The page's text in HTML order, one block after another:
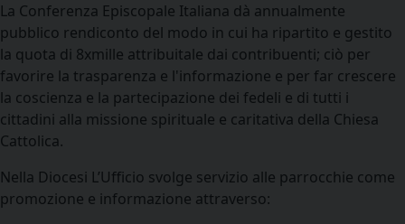
La Conferenza Episcopale Italiana dà annualmente
pubblico rendiconto del modo in cui ha ripartito e gestito
la quota di 8xmille attribuitale dai contribuenti; ciò per
favorire la trasparenza e l'informazione e per far crescere
la coscienza e la partecipazione dei fedeli e di tutti i
cittadini alla missione spirituale e caritativa della Chiesa
Cattolica.
Nella Diocesi L’Ufficio svolge servizio alle parrocchie come
promozione e informazione attraverso: